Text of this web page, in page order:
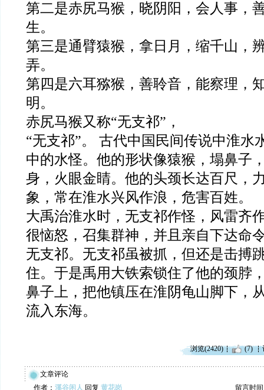
第二是赤尻马猴，晓阴阳，会人事，
生。
第三是通臂猿猴，拿日月，缩千山，
弄。
第四是六耳猕猴，善聆音，能察理，
明。
赤尻马猴又称“无支祁”，
“无支祁”。 古代中国民间传说中淮水
中的水怪。他的形状像猿猴，塌鼻子
身，火眼金睛。他的头颈长达百尺，
象，常在淮水兴风作浪，危害百姓。
大禹治淮水时，无支祁作怪，风雷齐
很恼怒，召集群神，并且亲自下达命
无支祁。无支祁虽被抓，但还是击搏
住。于是禹用大铁索锁住了他的颈脖
鼻子上，把他镇压在淮阴龟山脚下，
流入东海。
浏览(2420) (7)
文章评论
作者： 溪谷闲人 回复 黄花岗 留言时间